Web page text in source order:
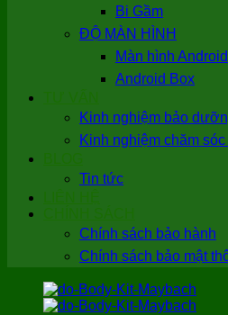
Bi Gầm
ĐỘ MÀN HÌNH
Màn hình Android
Android Box
Kinh nghiệm bảo
Kinh nghiệm chăm
Tin tức
Chính sách bảo hành
Chính sách bảo mật